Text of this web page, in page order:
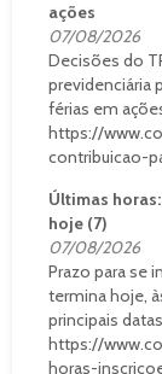
ações
07/08/2026
Decisões do
previdenciária
férias em
https://
contribuicao-
Últimas
hoje (7)
07/08/2026
Prazo para se
termina hoje,
principais
https://
horas-